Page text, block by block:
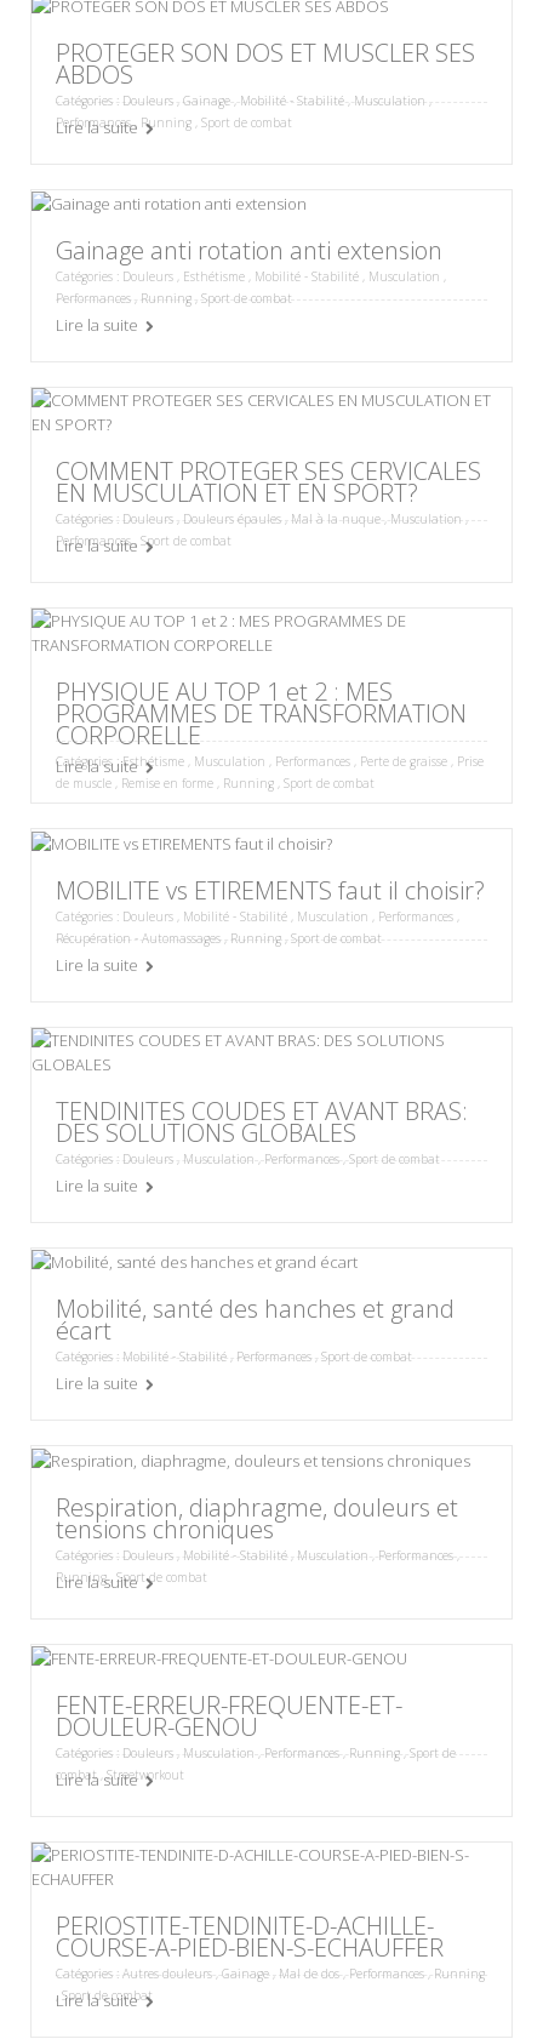
PROTEGER SON DOS ET MUSCLER SES
ABDOS
Catégories : Douleurs , Gainage,Mobilité - Stabilité,Musculation,
Performances, Running Sport de combat
Lire la suite
Gainage anti rotation anti extension
Catégories : Douleurs Esthétisme Mobilité - Stabilité Musculation
Performances , Running , Sport de combat
Lire la suite
COMMENT PROTEGER SES CERVICALES
EN MUSCULATION ET EN SPORT?
Catégories : Douleurs , Douleurs épaules , Mal à la nuque,Musculation,
Performances, Sport de combat
Lire la suite
PHYSIQUE AU TOP 1 et 2 : MES
PROGRAMMES DE TRANSFORMATION
CORPORELLE
Catégories :Esthétisme Musculation Performances Perte de graisse
Prise
de muscle
Remise en forme Running Sport de combat
Lire la suite
MOBILITE vs ETIREMENTS faut il choisir?
Catégories : Douleurs Mobilité - Stabilité Musculation Performances
Récupération - Automassages, Running , Sport de combat
Lire la suite
TENDINITES COUDES ET AVANT BRAS:
DES SOLUTIONS GLOBALES
Catégories : Douleurs , Musculation,Performances,Sport de combat
Lire la suite
Mobilité, santé des hanches et grand
écart
Catégories : Mobilité - Stabilité, Performances , Sport de combat
Lire la suite
Respiration, diaphragme, douleurs et
tensions chroniques
Catégories : Douleurs , Mobilité - Stabilité , Musculation,Performances,
Running, Sport de combat
Lire la suite
FENTE-ERREUR-FREQUENTE-ET-
DOULEUR-GENOU
Catégories : Douleurs , Musculation,Performances,Running,Sport de
combat,Streetworkout
Lire la suite
PERIOSTITE-TENDINITE-D-ACHILLE-
COURSE-A-PIED-BIEN-S-ECHAUFFER
Catégories : Autres douleurs,Gainage,Mal de dos,Performances,Running
, Sport de combat
Lire la suite